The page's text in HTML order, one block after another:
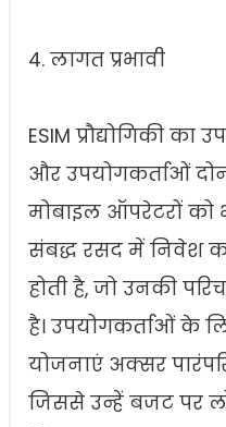
4. लागत प्रभावी
ESIM प्रौद्योगिकी
और उपयोगकर्ताओं
मोबाइल ऑपरेटरों को
संबद्ध रसद में निवेश
होती है, जो उनकी
है। उपयोगकर्ताओं के
योजनाएं अक्सर
जिससे उन्हें बजट पर